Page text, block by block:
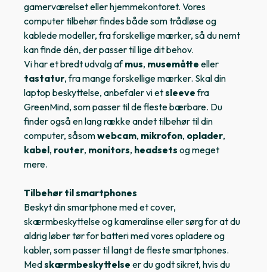
gamerværelset eller hjemmekontoret. Vores
computer tilbehør findes både som trådløse og
kablede modeller, fra forskellige mærker, så du nemt
kan finde dén, der passer til lige dit behov.
Vi har et bredt udvalg afmus, musemåtte eller
tastatur, fra mange forskellige mærker. Skal din
laptop beskyttelse, anbefaler vi etsleevefra
GreenMind, som passer til de fleste bærbare. Du
finder også en lang række andet tilbehør til din
computer, såsomwebcam, mikrofon, oplader,
kabel, router, monitors, headsets og meget
mere.
Tilbehør til smartphones
Beskyt din smartphone med et cover,
skærmbeskyttelse og kameralinse eller sørg for at du
aldrig løber tør for batteri med vores opladere og
kabler, som passer til langt de fleste smartphones.
Medskærmbeskyttelse er du godt sikret, hvis du